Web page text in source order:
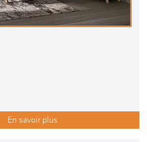
En savoir plus